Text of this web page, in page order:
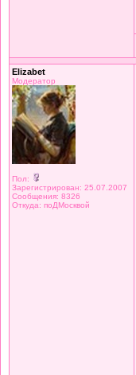
Elizabet
Модератор
Пол:
Зарегистрирован: 25.07.2007
Сообщения: 8326
Откуда: поДМосквой